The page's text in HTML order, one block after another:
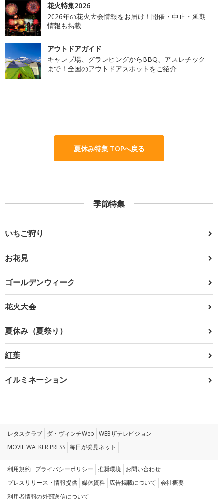
花火特集2026
2026年の花火大会情報をお届け！開催・中止・延期
情報も掲載
アウトドアガイド
キャンプ場、グランピングからBBQ、アスレチック
まで！全国のアウトドアスポットをご紹介
夏休み特集 TOPへ戻る
季節特集
いちご狩り
お花見
ゴールデンウィーク
花火大会
夏休み（夏祭り）
紅葉
イルミネーション
レタスクラブ ダ・ヴィンチWeb WEBザテレビジョン
MOVIE WALKER PRESS 毎日が発見ネット
利用規約 プライバシーポリシー 推奨環境 お問い合わせ
プレスリリース・情報提供 媒体資料 広告掲載について 会社概要
利用者情報の外部送信について